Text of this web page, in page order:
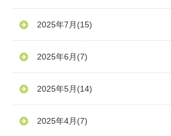
2025年7月 (15)
2025年6月 (7)
2025年5月 (14)
2025年4月 (7)